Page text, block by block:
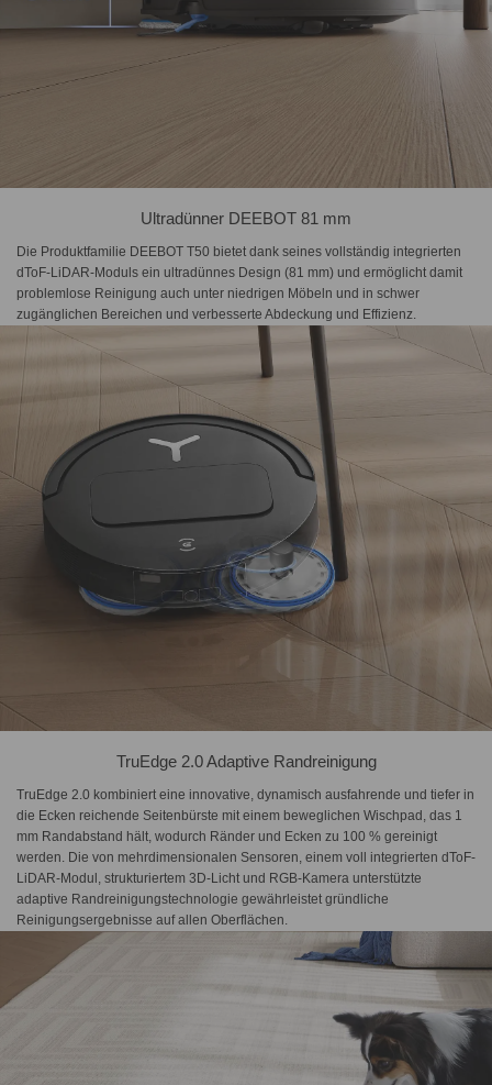
Ultradünner DEEBOT 81 mm
Die Produktfamilie DEEBOT T50 bietet dank seines vollständig integrierten
dToF-LiDAR-Moduls ein ultradünnes Design (81 mm) und ermöglicht damit
problemlose Reinigung auch unter niedrigen Möbeln und in schwer
zugänglichen Bereichen und verbesserte Abdeckung und Effizienz.
TruEdge 2.0 Adaptive Randreinigung
TruEdge 2.0 kombiniert eine innovative, dynamisch ausfahrende und tiefer in
die Ecken reichende Seitenbürste mit einem beweglichen Wischpad, das 1
mm Randabstand hält, wodurch Ränder und Ecken zu 100 % gereinigt
werden. Die von mehrdimensionalen Sensoren, einem voll integrierten dToF-
LiDAR-Modul, strukturiertem 3D-Licht und RGB-Kamera unterstützte
adaptive Randreinigungstechnologie gewährleistet gründliche
Reinigungsergebnisse auf allen Oberflächen.